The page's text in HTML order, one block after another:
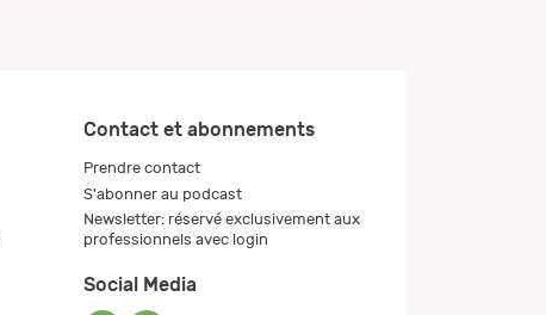
Contact et abonnements
Prendre contact
S'abonner au podcast
Newsletter: réservé exclusivement aux
professionnels avec login
Social Media